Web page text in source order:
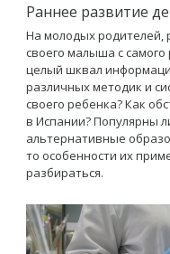
Раннее развитие
На молодых родителей,
своего малыша с
целый шквал
различных методик и
своего ребенка? Как
в Испании? Популярны
альтернативные
то особенности их
разбираться.